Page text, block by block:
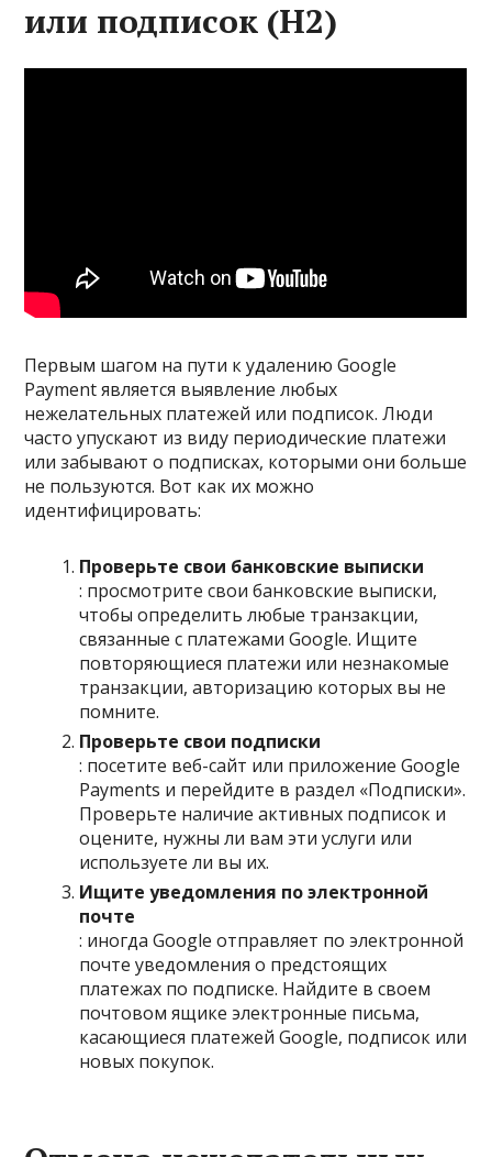
или подписок (H2)
Первым шагом на пути к удалению Google
Payment является выявление любых
нежелательных платежей или подписок. Люди
часто упускают из виду периодические платежи
или забывают о подписках, которыми они больше
не пользуются. Вот как их можно
идентифицировать:
Проверьте свои банковские выписки
: просмотрите свои банковские выписки,
чтобы определить любые транзакции,
связанные с платежами Google. Ищите
повторяющиеся платежи или незнакомые
транзакции, авторизацию которых вы не
помните.
Проверьте свои подписки
: посетите веб-сайт или приложение Google
Payments и перейдите в раздел «Подписки».
Проверьте наличие активных подписок и
оцените, нужны ли вам эти услуги или
используете ли вы их.
Ищите уведомления по электронной
почте
: иногда Google отправляет по электронной
почте уведомления о предстоящих
платежах по подписке. Найдите в своем
почтовом ящике электронные письма,
касающиеся платежей Google, подписок или
новых покупок.